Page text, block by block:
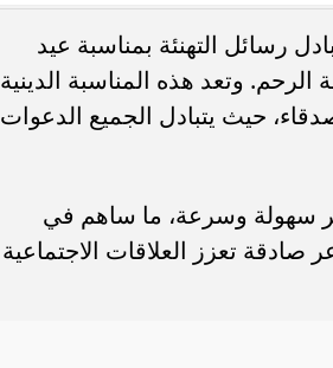
رسائل التهنئة بمناسبة عيد
وصلة الرحم. وتعد هذه المناسبة الدينية
حيث يتبادل الجميع الدعوات
سهولة وسرعة، ما ساهم في
صادقة تعزز العلاقات الاجتماعية